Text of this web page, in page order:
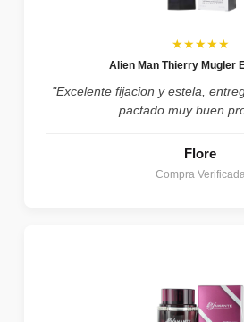
★★★★★
Alien Man Thierry Mugler
"Excelente fijacion y estela,
pactado muy buen
Flore
Compra Verificada